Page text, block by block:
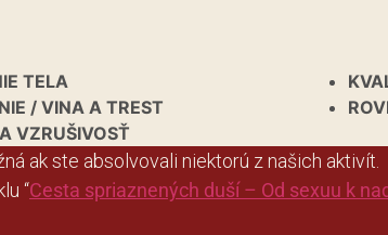
TELA
/ VINA A TREST
VZRUŠIVOSŤ
ak ste absolvovali niektorú z našich aktivít.
“Cesta spriaznených duší – Od sexuu k